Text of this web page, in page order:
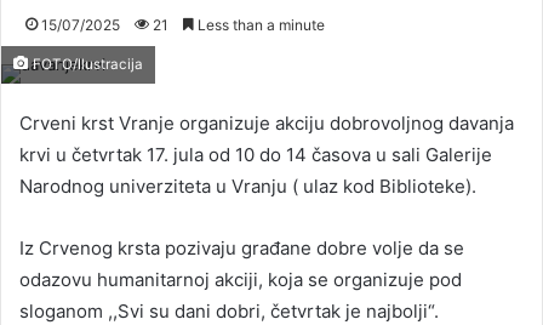
15/07/2025 21 Less than a minute
FOTO/Ilustracija
Crveni krst Vranje organizuje akciju dobrovoljnog davanja
krvi u četvrtak 17. jula od 10 do 14 časova u sali Galerije
Narodnog univerziteta u Vranju ( ulaz kod Biblioteke).
Iz Crvenog krsta pozivaju građane dobre volje da se
odazovu humanitarnoj akciji, koja se organizuje pod
sloganom ,,Svi su dani dobri, četvrtak je najbolji“.